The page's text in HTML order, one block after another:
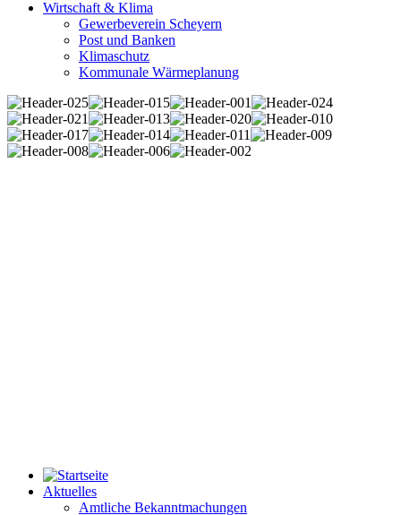
Wirtschaft & Klima
Gewerbeverein Scheyern
Post und Banken
Klimaschutz
Kommunale Wärmeplanung
Aktuelles
Amtliche Bekanntmachungen